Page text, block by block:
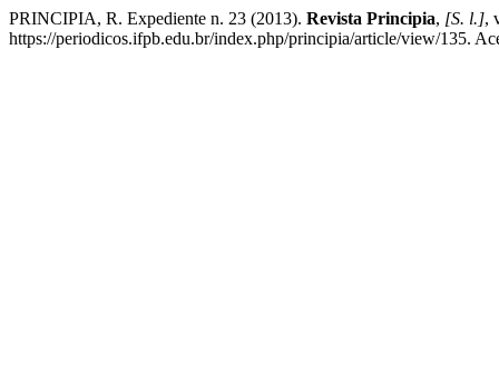
PRINCIPIA, R. Expediente n. 23 (2013). Revista Principia, [S. l.],
https://periodicos.ifpb.edu.br/index.php/principia/article/view/135.